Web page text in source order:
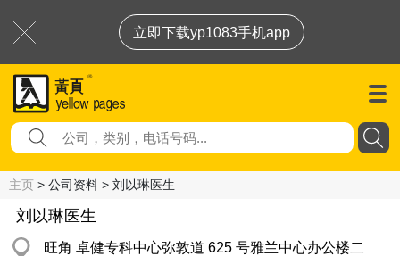
立即下载yp1083手机app
主页 > 公司资料 > 刘以琳医生
刘以琳医生
旺角 卓健专科中心弥敦道 625 号雅兰中心办公楼二